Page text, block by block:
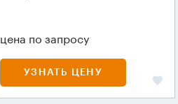
цена по запросу
УЗНАТЬ ЦЕНУ